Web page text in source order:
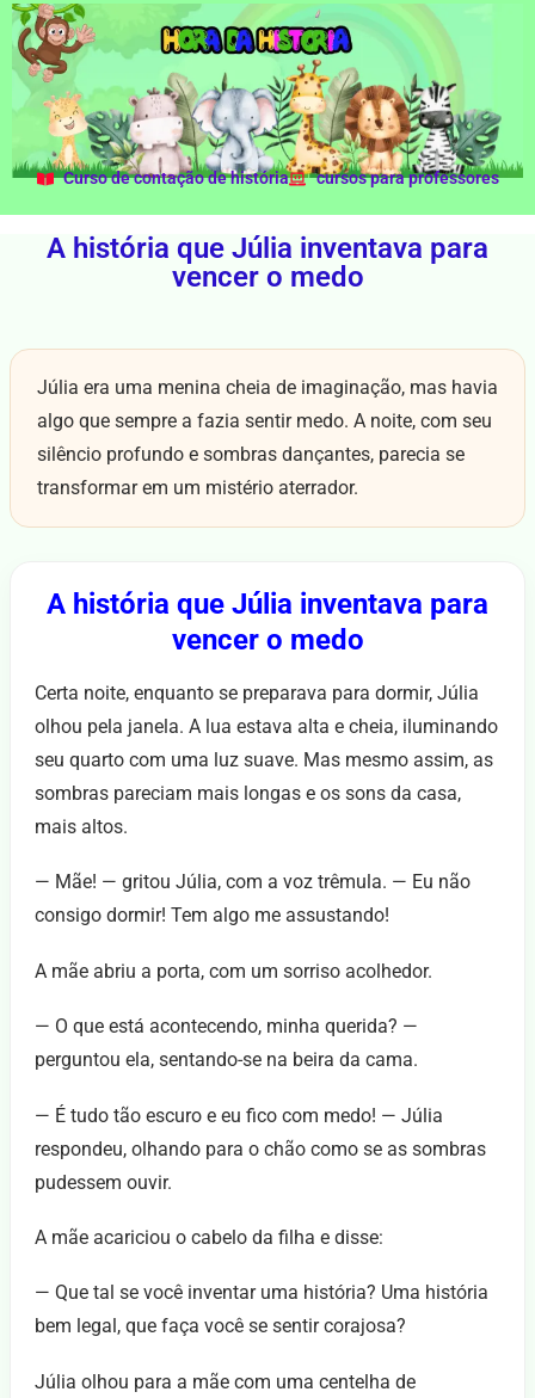
Curso de contação de história cursos para professores
A história que Júlia inventava para
vencer o medo
Júlia era uma menina cheia de imaginação, mas havia
algo que sempre a fazia sentir medo. A noite, com seu
silêncio profundo e sombras dançantes, parecia se
transformar em um mistério aterrador.
A história que Júlia inventava para
vencer o medo
Certa noite, enquanto se preparava para dormir, Júlia
olhou pela janela. A lua estava alta e cheia, iluminando
seu quarto com uma luz suave. Mas mesmo assim, as
sombras pareciam mais longas e os sons da casa,
mais altos.
— Mãe! — gritou Júlia, com a voz trêmula. — Eu não
consigo dormir! Tem algo me assustando!
A mãe abriu a porta, com um sorriso acolhedor.
— O que está acontecendo, minha querida? —
perguntou ela, sentando-se na beira da cama.
— É tudo tão escuro e eu fico com medo! — Júlia
respondeu, olhando para o chão como se as sombras
pudessem ouvir.
A mãe acariciou o cabelo da filha e disse:
— Que tal se você inventar uma história? Uma história
bem legal, que faça você se sentir corajosa?
Júlia olhou para a mãe com uma centelha de